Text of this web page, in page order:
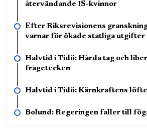
återvändande IS-kvinnor
Efter Riksrevisionens
varnar för ökade statliga utgifter
Halvtid i Tidö: Hårda tag och
frågetecken
Halvtid i Tidö: Kärnkraftens
Bolund: Regeringen faller till